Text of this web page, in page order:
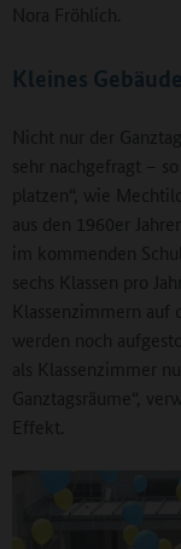
Nora Fröhlich.
Kleines
Nicht nur der
sehr nachgefragt –
platzen“, wie
aus den 1960er
im kommenden
sechs Klassen pro
Klassenzimmern auf
werden noch
als Klassenzimmer
Ganztagsräume“,
Effekt.